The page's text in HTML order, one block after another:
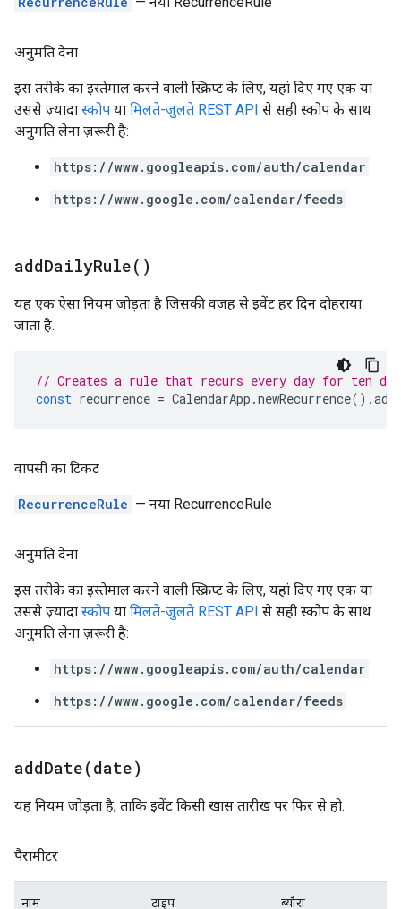
अनुमति देना
इस तरीके का इस्तेमाल करने वाली स्क्रिप्ट के लिए, यहां दिए गए एक या
उससे ज़्यादा स्कोप या मिलते-जुलते REST API से सही स्कोप के साथ
अनुमति लेना ज़रूरी है:
https://www.googleapis.com/auth/calendar
https://www.google.com/calendar/feeds
addDailyRule( )
यह एक ऐसा नियम जोड़ता है जिसकी वजह से इवेंट हर दिन दोहराया
जाता है.
// Creates a rule that recurs every day for ten
const recurrence = CalendarApp .newRecurrence().
वापसी का टिकट
RecurrenceRule — नया RecurrenceRule
अनुमति देना
इस तरीके का इस्तेमाल करने वाली स्क्रिप्ट के लिए, यहां दिए गए एक या
उससे ज़्यादा स्कोप या मिलते-जुलते REST API से सही स्कोप के साथ
अनुमति लेना ज़रूरी है:
https://www.googleapis.com/auth/calendar
https://www.google.com/calendar/feeds
addDate(date)
यह नियम जोड़ता है, ताकि इवेंट किसी खास तारीख पर फिर से हो.
पैरामीटर
नाम टाइप ब्यौरा